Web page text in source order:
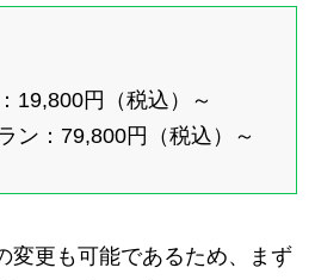
19,800円（税込）～
ン：79,800円（税込）～
変更も可能であるため、まず